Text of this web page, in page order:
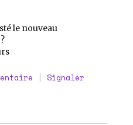
le nouveau
| Signaler